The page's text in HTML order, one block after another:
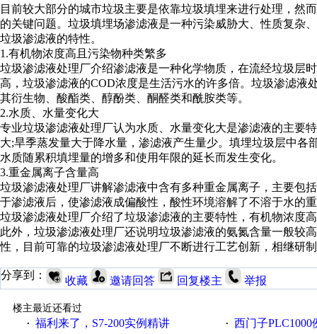
目前较大部分的城市垃圾主要是依靠垃圾填埋来进行处理，然
的关键问题。垃圾填埋场渗滤液是一种污染威胁大、性质复杂
垃圾渗滤液的特性。
1.有机物浓度高且污染物种类繁多
垃圾渗滤液处理厂介绍渗滤液是一种化学物质，在流经垃圾层
高，垃圾渗滤液的COD浓度是生活污水的许多倍。垃圾渗滤
其衍生物、酸酯类、醇酚类、酮醛类和酰胺类等。
2.水质、水量变化大
专业垃圾渗滤液处理厂认为水质、水量变化大是渗滤液的主要
大;旱季蒸发量大于降水量，渗滤液产生量少。填埋垃圾层中
水质随累积填埋量的增多和使用年限的延长而发生变化。
3.重金属离子含量高
垃圾渗滤液处理厂讲解渗滤液中含有多种重金属离子，主要包
于渗滤液后，使渗滤液成偏酸性，酸性环境溶解了不溶于水的
垃圾渗滤液处理厂介绍了垃圾渗滤液的主要特性，有机物浓度
此外，垃圾渗滤液处理厂还说明垃圾渗滤液的氨氮含量一般较
性，目前可靠的垃圾渗滤液处理厂不断进行工艺创新，相继研
分享到： 收藏 邀请回答 回复楼主 举报
楼主最近还看过
· 福利来了，S7-200实例精讲 · 西门子PLC1000